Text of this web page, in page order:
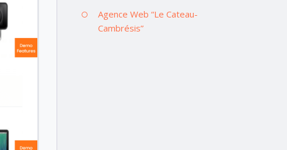
Agence Web “Le Cateau-
Cambrésis”